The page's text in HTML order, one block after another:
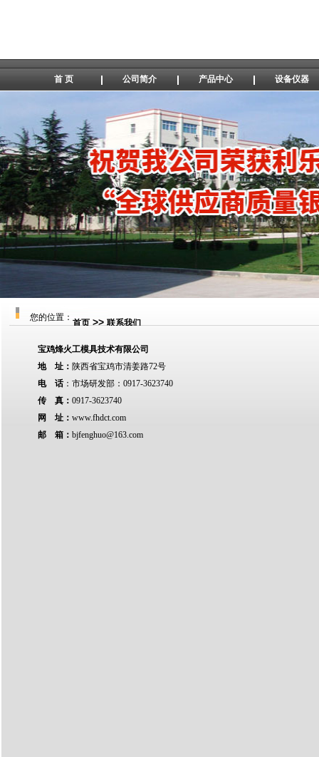
首 页 公司简介 产品中心 设备仪器
您的位置：
首页>>联系我们
宝鸡烽火工模具技术有限公司
地 址： 陕西省宝鸡市清姜路72号
电 话： 市场研发部：0917-3623740
传 真： 0917-3623740
网 址： www.fhdct.com
邮 箱： bjfenghuo@163.com